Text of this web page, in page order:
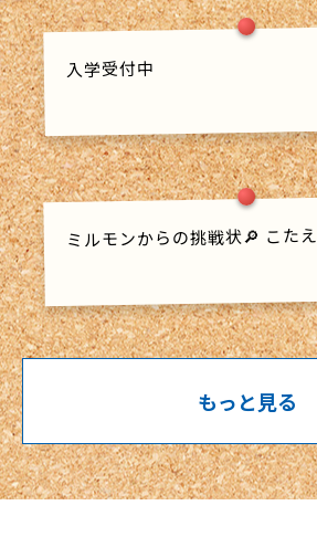
入学受付中
ミルモンからの挑戦状🔎 こたえ
もっと見る